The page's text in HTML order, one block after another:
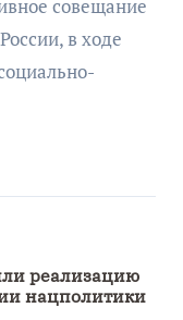
совещание
в ходе
реализацию
нацполитики